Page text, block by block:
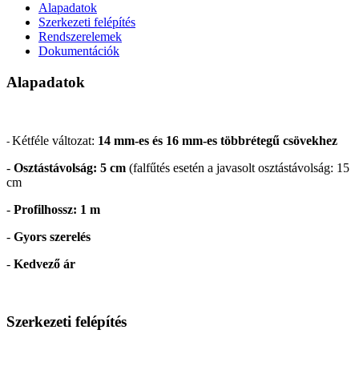
Alapadatok
Szerkezeti felépítés
Rendszerelemek
Dokumentációk
Alapadatok
- Kétféle változat: 14 mm-es és 16 mm-es többrétegű csövekhez
- Osztástávolság: 5 cm (falfűtés esetén a javasolt osztástávolság: 15
cm
- Profilhossz: 1 m
- Gyors szerelés
- Kedvező ár
Szerkezeti felépítés